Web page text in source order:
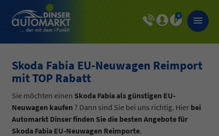
0
Skoda Fabia EU-Neuwagen Reimport
mit TOP Rabatt
Sie möchten einen Skoda Fabia als günstigen EU-
Neuwagen kaufen ? Dann sind Sie bei uns richtig. Hier bei
Automarkt Dinser finden Sie die besten Angebote für
Skoda Fabia EU-Neuwagen Reimporte.